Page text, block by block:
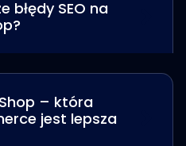
błędy SEO na
– która
jest lepsza